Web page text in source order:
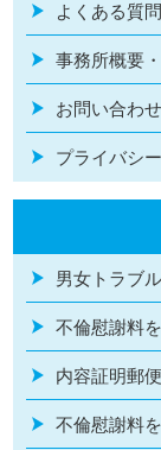
よくある質問
事務所概要
お問い合わせ
プライバシ
男女トラブル
不倫慰謝料
内容証明郵
不倫慰謝料